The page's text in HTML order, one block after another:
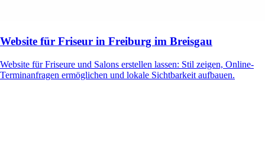
Website für Friseur in Freiburg im Breisgau
Website für Friseure und Salons erstellen lassen: Stil zeigen, Online-
Terminanfragen ermöglichen und lokale Sichtbarkeit aufbauen.